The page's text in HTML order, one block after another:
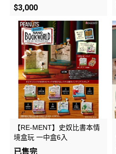
$3,000
【RE-MENT】史奴比書本情
境盒玩 一中盒6入
已售完